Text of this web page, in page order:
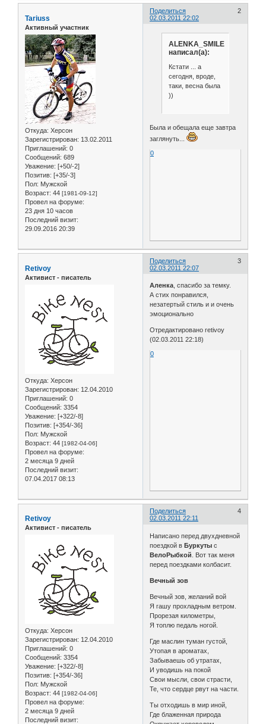
Поделиться
2
02.03.2011 22:02
Tariuss
Активный участник
Откуда: Херсон
Зарегистрирован: 13.02.2011
Приглашений: 0
Сообщений: 689
Уважение: [+50/-2]
Позитив: [+35/-3]
Пол: Мужской
Возраст: 44 [1981-09-12]
Провел на форуме:
23 дня 10 часов
Последний визит:
29.09.2016 20:39
ALENKA_SMILE
написал(а):
Кстати ... а
сегодня, вроде,
таки, весна была
))
Была и обещала еще завтра
заглянуть...
0
Поделиться
3
02.03.2011 22:07
Retivoy
Активист - писатель
Откуда: Херсон
Зарегистрирован: 12.04.2010
Приглашений: 0
Сообщений: 3354
Уважение: [+322/-8]
Позитив: [+354/-36]
Пол: Мужской
Возраст: 44 [1982-04-06]
Провел на форуме:
2 месяца 9 дней
Последний визит:
07.04.2017 08:13
Аленка , спасибо за темку.
А стих понравился,
незатертый стиль и и очень
эмоционально
Отредактировано retivoy
(02.03.2011 22:18)
0
Поделиться
4
02.03.2011 22:11
Retivoy
Активист - писатель
Откуда: Херсон
Зарегистрирован: 12.04.2010
Приглашений: 0
Сообщений: 3354
Уважение: [+322/-8]
Позитив: [+354/-36]
Пол: Мужской
Возраст: 44 [1982-04-06]
Провел на форуме:
2 месяца 9 дней
Последний визит:
Написано перед двухдневной
поездкой вБуркуты с
ВелоРыбкой . Вот так меня
перед поездками колбасит.
Вечный зов
Вечный зов, желаний вой
Я гашу прохладным ветром.
Прорезая километры,
Я топлю педаль ногой.
Где маслин туман густой,
Утопая в ароматах,
Забываешь об утратах,
И уводишь на покой
Свои мысли, свои страсти,
Те, что сердце рвут на части.
Ты отходишь в мир иной,
Где блаженная природа